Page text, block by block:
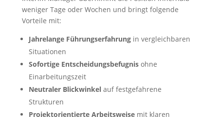
weniger Tage oder Wochen und bringt folgende
Vorteile mit:
Jahrelange Führungserfahrungin vergleichbaren
Situationen
Sofortige Entscheidungsbefugnisohne
Einarbeitungszeit
Neutraler Blickwinkelauf festgefahrene
Strukturen
Projektorientierte Arbeitsweisemit klaren